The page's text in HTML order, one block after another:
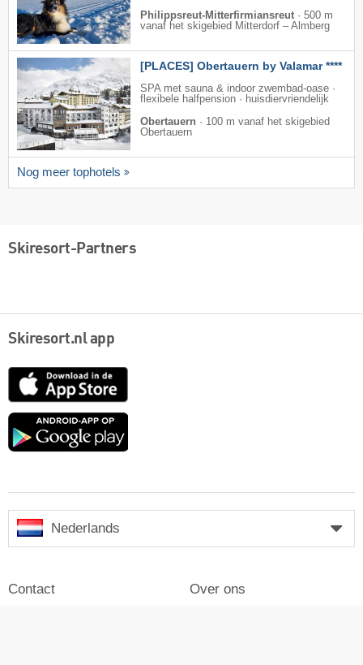
Philippsreut-Mitterfirmiansreut · 500 m
vanaf het skigebied Mitterdorf – Almberg
[PLACES] Obertauern by Valamar ****
SPA met sauna & indoor zwembad-oase ·
flexibele halfpension · huisdiervriendelijk
Obertauern · 100 m vanaf het skigebied
Obertauern
Nog meer tophotels
Skiresort-Partners
Skiresort.nl app
App
Google
Nederlands
Contact Over ons